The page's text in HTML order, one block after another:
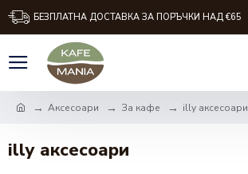
БЕЗПЛАТНА ДОСТАВКА ЗА ПОРЪЧКИ НАД €65
Аксесоари За кафе illy аксесоари
illy аксесоари